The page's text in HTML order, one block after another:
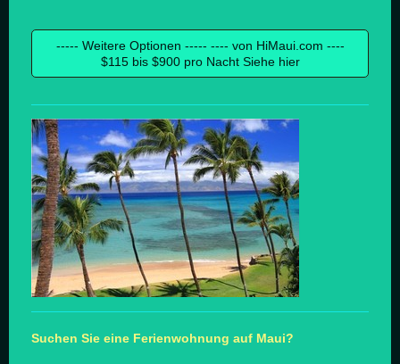
----- Weitere Optionen ----- ---- von HiMaui.com ----
$115 bis $900 pro Nacht Siehe hier
Suchen Sie eine Ferienwohnung auf Maui?